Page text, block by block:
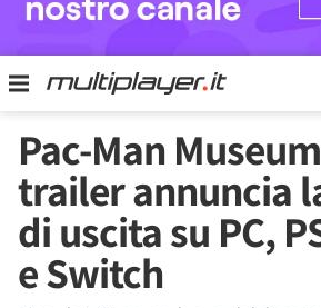
Pac-Man
trailer annuncia
di uscita su PC,
e Switch